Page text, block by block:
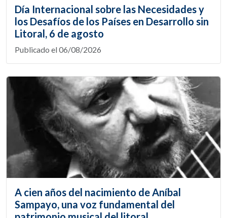
Día Internacional sobre las Necesidades y
los Desafíos de los Países en Desarrollo sin
Litoral, 6 de agosto
Publicado el 06/08/2026
A cien años del nacimiento de Aníbal
Sampayo, una voz fundamental del